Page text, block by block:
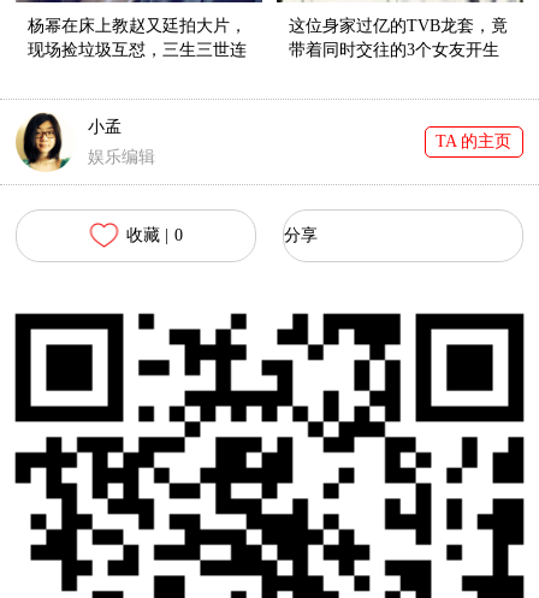
杨幂在床上教赵又廷拍大片，
现场捡垃圾互怼，三生三世连
这位身家过亿的TVB龙套，竟
带着同时交往的3个女友开生
小孟
娱乐编辑
TA 的主页
收藏 | 0 分享